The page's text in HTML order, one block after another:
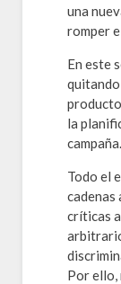
una
romper
En este
la
campaña.
Todo el
cadenas
críticas
Por ello,